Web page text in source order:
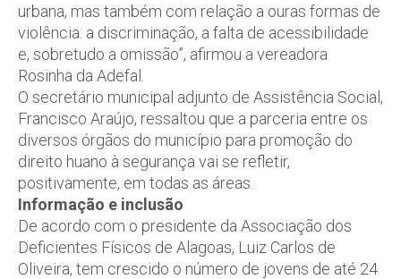
urbana, mas também com relação a ouras formas de
violência: a discriminação, a falta de acessibilidade
e, sobretudo a omissão”, afirmou a vereadora
Rosinha da Adefal.
O secretário municipal adjunto de Assistência Social,
Francisco Araújo, ressaltou que a parceria entre os
diversos órgãos do município para promoção do
direito huano à segurança vai se refletir,
positivamente, em todas as áreas.
Informação e inclusão
De acordo com o presidente da Associação dos
Deficientes Físicos de Alagoas, Luiz Carlos de
Oliveira, tem crescido o número de jovens de até 24